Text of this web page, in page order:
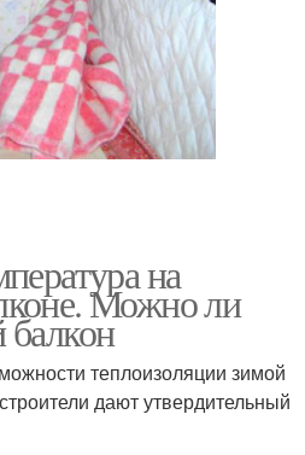
на
Можно ли
балкон
теплоизоляции зимой
дают утвердительный